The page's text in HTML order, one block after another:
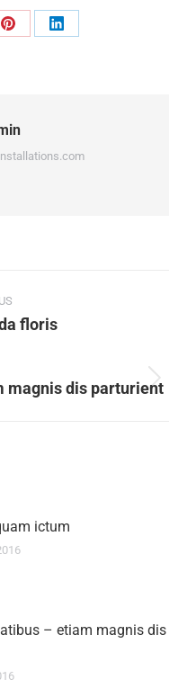
Share
Share
floris
magnis dis parturient
ictum
– etiam magnis dis